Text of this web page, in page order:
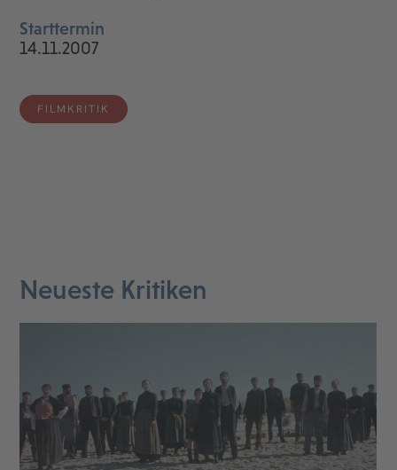
Starttermin
14.11.2007
FILMKRITIK
Neueste Kritiken